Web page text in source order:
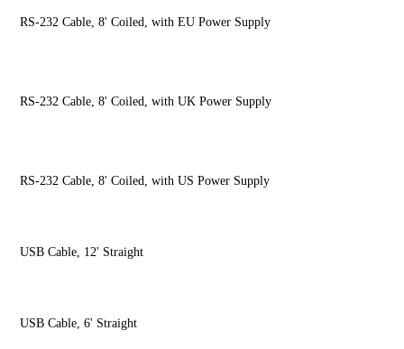
RS-232 Cable, 8' Coiled, with EU Power Supply
RS-232 Cable, 8' Coiled, with UK Power Supply
RS-232 Cable, 8' Coiled, with US Power Supply
USB Cable, 12' Straight
USB Cable, 6' Straight